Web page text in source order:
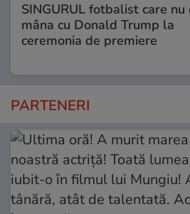
SINGURUL fotbalist care nu
mâna cu Donald Trump la
ceremonia de premiere
PARTENERI